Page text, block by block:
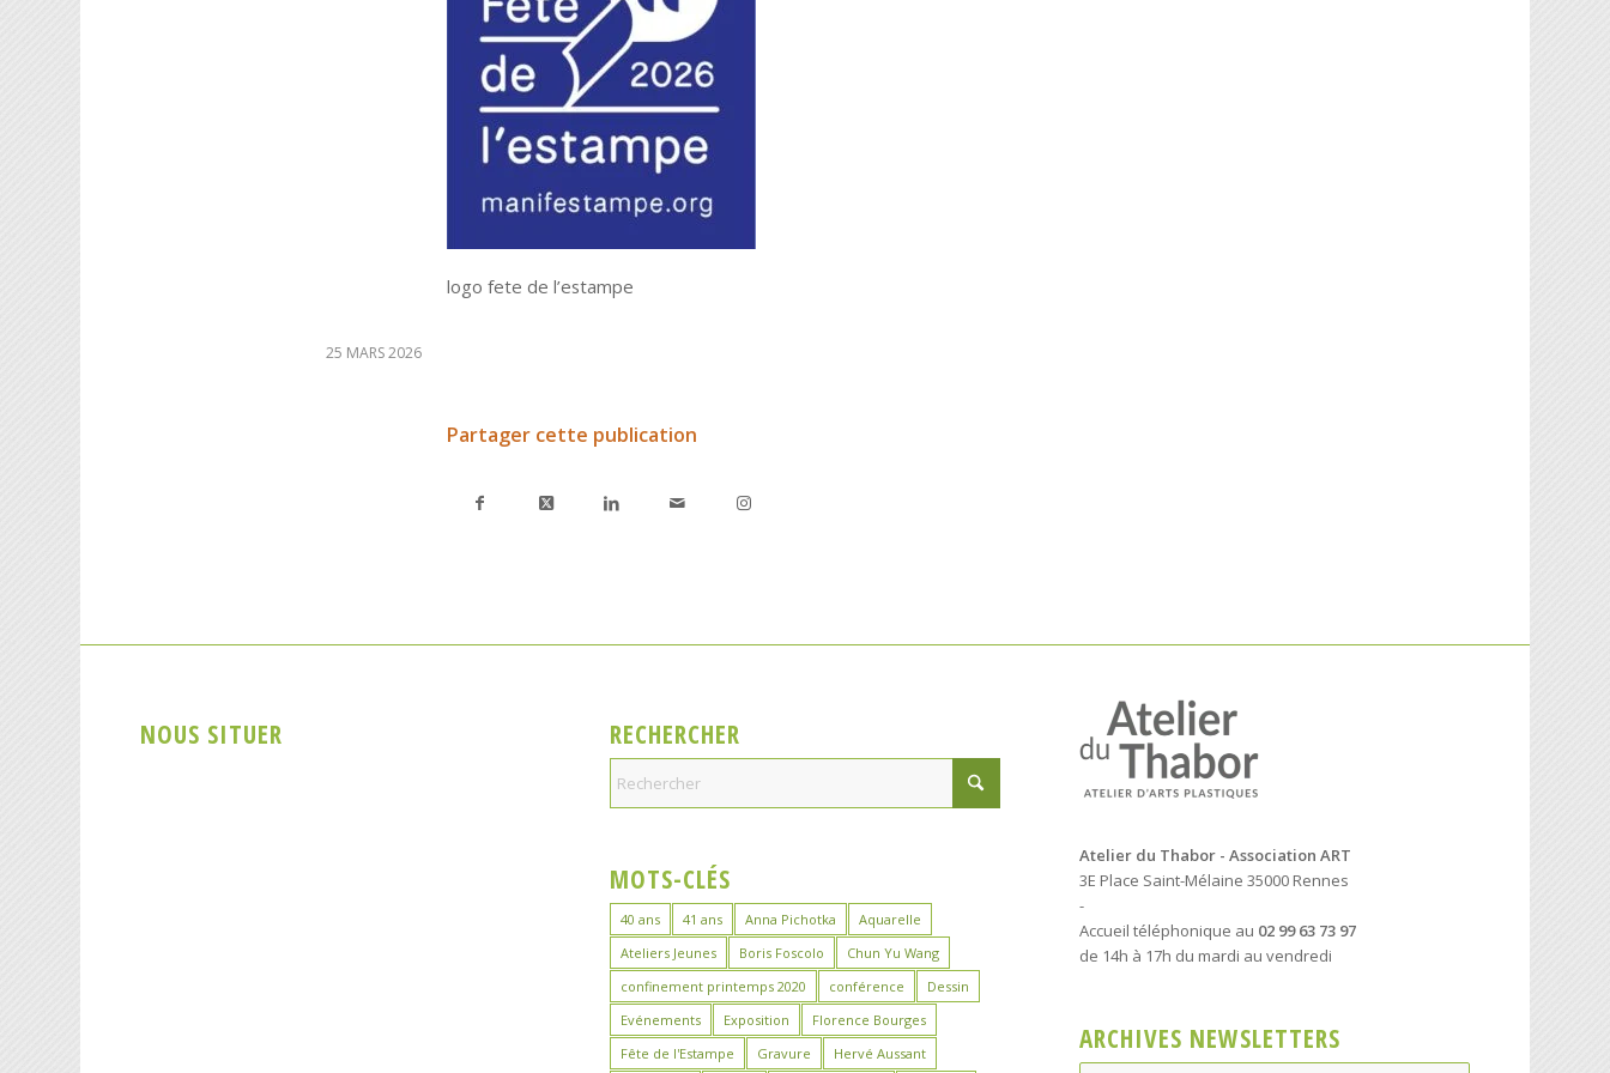
logo fete de l’estampe
25 MARS 2026
Partager cette publication
NOUS SITUER RECHERCHER
MOTS-CLÉS
40 ans 41 ans Anna Pichotka
Aquarelle
Ateliers Jeunes
Boris Foscolo
Chun Yu Wang
confinement printemps 2020
conférence
Dessin
Evénements
Exposition
Florence Bourges
Fête de l'Estampe
Gravure Hervé Aussant
Atelier du Thabor - Association ART
3E Place Saint-Mélaine 35000 Rennes
-
Accueil téléphonique au 02 99 63 73 97
de 14h à 17h du mardi au vendredi
ARCHIVES NEWSLETTERS